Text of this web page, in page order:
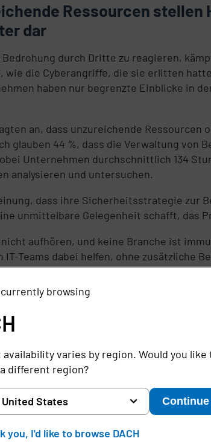
Ressourcen
dar
durch Dritte zu reagieren,
die Cyberangriffe, die sie erlitten
haben nur begrenzte Einblicke in
an, dass unzureichende
glauben 44 %, dass die Verwaltung
Unternehmen durchschnittlich 134
analysieren und untersuchen.
dass ihre Sicherheitsstrategie zur
unmittelbare Gelegenheit schafft, das
aufhören, und keine Branche ist
Teams dabei helfen, ohne zusätzliche
beendet.“
Bericht hier herunter
in den USA (733),
von Missbrauch privilegierter
Dritter und privilegierte Endbenutzer
vertretenen Branchen sind
browsing
availability varies by region. Would you like
different region?
United States Continue
you, I'd like to browse DACH